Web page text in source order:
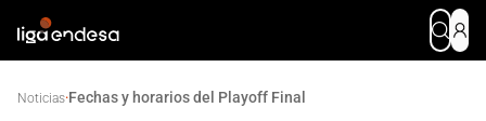
Noticias·Fechas y horarios del Playoff Final